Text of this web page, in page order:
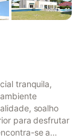
tranquila,
soalho
para desfrutar
se a